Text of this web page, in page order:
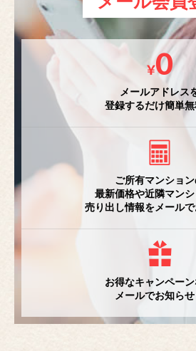
メールアドレス
登録するだけ簡単無
ご所有マンショ
最新価格や近隣マン
売り出し情報をメールで
お得なキャンペー
メールでお知らせ